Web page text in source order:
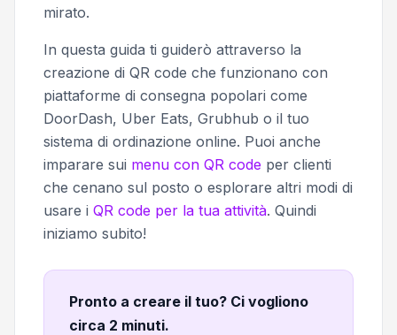
mirato.
In questa guida ti guiderò attraverso la
creazione di QR code che funzionano con
piattaforme di consegna popolari come
DoorDash, Uber Eats, Grubhub o il tuo
sistema di ordinazione online. Puoi anche
imparare sui menu con QR code per clienti
che cenano sul posto o esplorare altri modi di
usare i QR code per la tua attività. Quindi
iniziamo subito!
Pronto a creare il tuo? Ci vogliono
circa 2 minuti.